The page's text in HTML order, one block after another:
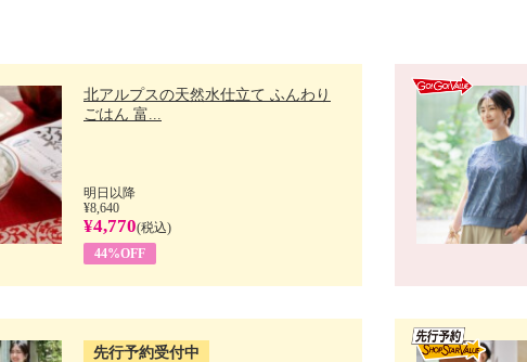
北アルプスの天然水仕立て ふんわり
ごはん 富...
明日以降
¥8,640
¥4,770(税込)
44%OFF
先行予約受付中